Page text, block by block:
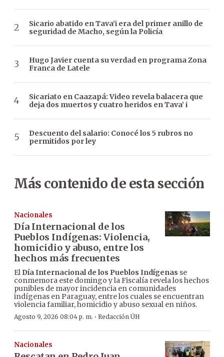
Sicario abatido en Tava’i era del primer anillo de
seguridad de Macho, según la Policía
Hugo Javier cuenta su verdad en programa Zona
Franca de Latele
Sicariato en Caazapá: Video revela balacera que
deja dos muertos y cuatro heridos en Tava’ i
Descuento del salario: Conocé los 5 rubros no
permitidos por ley
Más contenido de esta sección
Nacionales
Día Internacional de los
Pueblos Indígenas: Violencia,
homicidio y abuso, entre los
hechos más frecuentes
El Día Internacional de los Pueblos Indígenas se
conmemora este domingo y la Fiscalía revela los hechos
punibles de mayor incidencia en comunidades
indígenas en Paraguay, entre los cuales se encuentran
violencia familiar, homicidio y abuso sexual en niños.
Agosto 9, 2026 08:04 p. m. · Redacción ÚH
Nacionales